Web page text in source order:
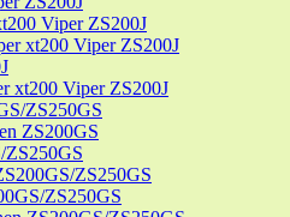
Viper ZS200J
xt200 Viper ZS200J
xt200 Viper ZS200J
ZS250GS
ZS200GS
ZS250GS
ZS250GS
ZS250GS